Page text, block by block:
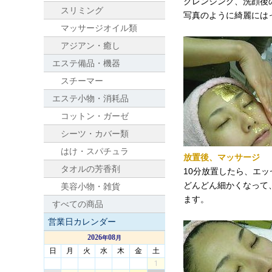
写真のように綺麗には
放置後、マッサージ
10分放置したら、エ
どんどん細かくなっ
ます。
スリミング
マッサージオイル類
アジアン・癒し
エステ備品・機器
スチーマー
エステ小物・消耗品
コットン・ガーゼ
シーツ・カバー類
はけ・スパチュラ
タオルの芳香剤
美容小物・雑貨
すべての商品
営業日カレンダー